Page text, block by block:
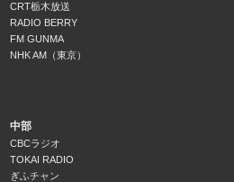
CRT栃木放送
RADIO BERRY
FM GUNMA
NHK AM（東京）
中部
CBCラジオ
TOKAI RADIO
ぎふチャン